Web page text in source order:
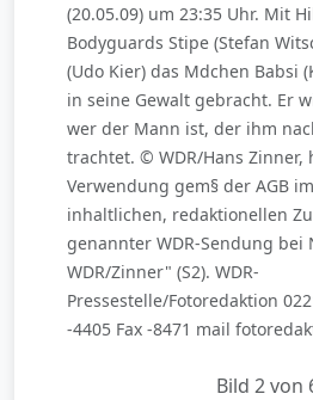
(20.05.09) um 23:35 Uhr. Mit
Bodyguards Stipe (Stefan
(Udo Kier) das Mdchen Babsi
in seine Gewalt gebracht. Er
wer der Mann ist, der ihm
trachtet. © WDR/Hans Zinner,
Verwendung gem§ der AGB
inhaltlichen, redaktionellen
genannter WDR-Sendung bei
WDR/Zinner" (S2). WDR-
Pressestelle/Fotoredaktion
-4405 Fax -8471 mail
Bild 2 von